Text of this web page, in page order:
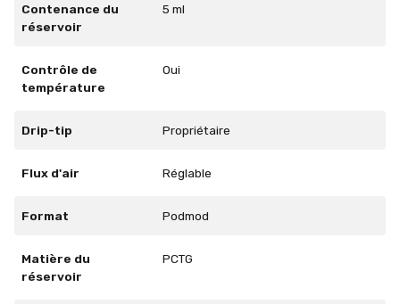
Contenance du
réservoir
5 ml
Contrôle de
température
Oui
Drip-tip Propriétaire
Flux d'air Réglable
Format Podmod
Matière du
réservoir
PCTG